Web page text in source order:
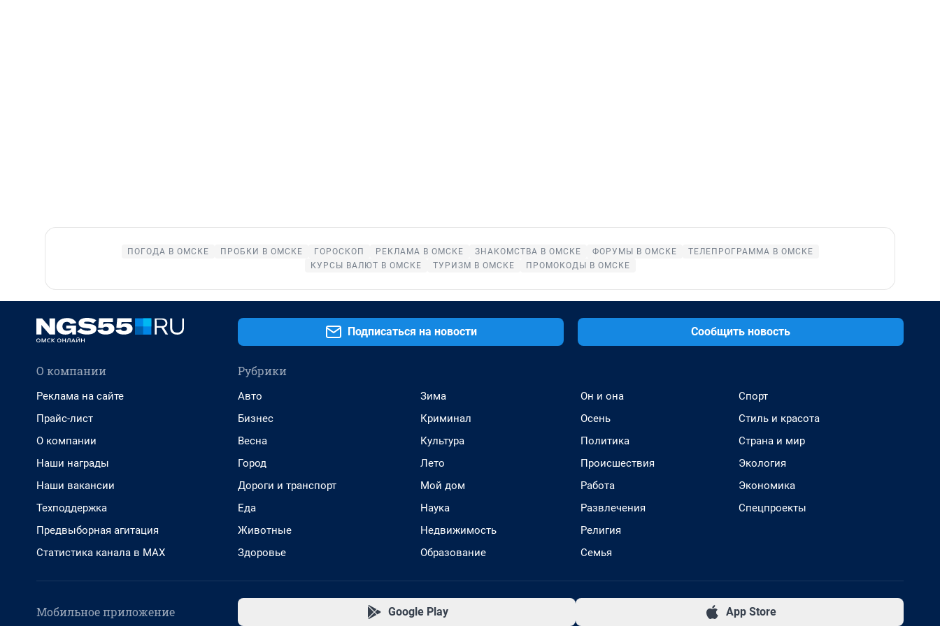
ПОГОДА В ОМСКЕ ПРОБКИ В ОМСКЕ ГОРОСКОП РЕКЛАМА В ОМСКЕ ЗНАКОМСТВА В ОМСКЕ ФОРУМЫ В ОМСКЕ
ТЕЛЕПРОГРАММА В ОМСКЕ
КУРСЫ ВАЛЮТ В ОМСКЕ
ТУРИЗМ В ОМСКЕ ПРОМОКОДЫ В ОМСКЕ
Подписаться на новости Сообщить новость
О компании
Реклама на сайте
Прайс-лист
О компании
Наши награды
Наши вакансии
Техподдержка
Предвыборная агитация
Статистика канала в MAX
Рубрики
Авто
Бизнес
Весна
Город
Дороги и транспорт
Еда
Животные
Здоровье
Зима
Криминал
Культура
Лето
Мой дом
Наука
Недвижимость
Образование
Он и она
Осень
Политика
Происшествия
Работа
Развлечения
Религия
Семья
Спорт
Стиль и красота
Страна и мир
Экология
Экономика
Спецпроекты
Мобильное приложение Google Play App Store